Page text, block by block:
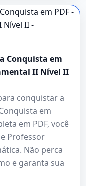
Conquista em
II Nível II
conquistar a
em
em PDF, você
Professor
Não perca
e garanta sua